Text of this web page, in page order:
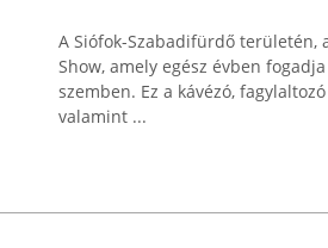
A Siófok-Szabadifürdő területén,
Show, amely egész évben
szemben. Ez a kávézó,
valamint ...